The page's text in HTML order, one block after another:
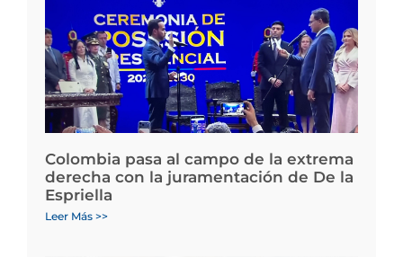
Colombia pasa al campo de la extrema
derecha con la juramentación de De la
Espriella
Leer Más >>